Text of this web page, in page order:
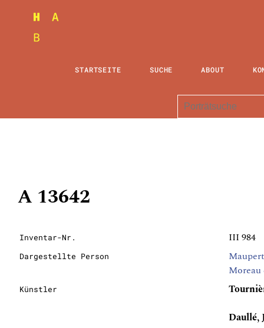
STARTSEITE SUCHE ABOUT
A 13642
Inventar-Nr. III 984
Dargestellte Person
Moreau
Künstler
Daullé,